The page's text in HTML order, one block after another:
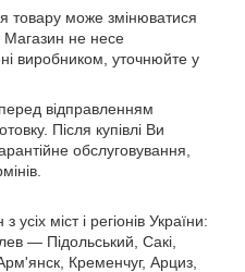
товару може змінюватися
Магазин не несе
виробником, уточнюйте у
відправленням
Після купівлі Ви
обслуговування,
міст і регіонів України:
— Підольський, Сакі,
Кременчуг, Арциз,